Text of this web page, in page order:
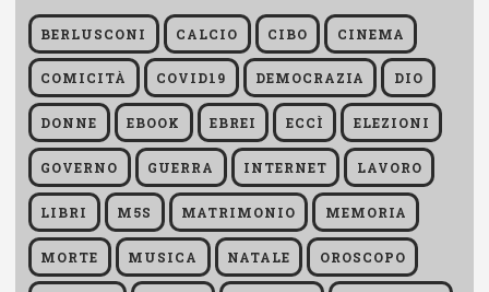
BERLUSCONI CALCIO CIBO CINEMA
COMICITÀ COVID19 DEMOCRAZIA DIO
DONNE EBOOK EBREI ECCÌ ELEZIONI
GOVERNO GUERRA INTERNET LAVORO
LIBRI M5S MATRIMONIO MEMORIA
MORTE MUSICA NATALE OROSCOPO